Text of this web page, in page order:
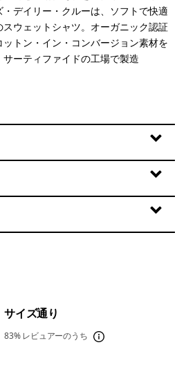
・デイリー・クルーは、ソフトで快適
ウェットシャツ。オーガニック認証
トン・イン・コンバージョン素材を
ーティファイドの工場で製造
サイズ通り
83%レビュアーのうち